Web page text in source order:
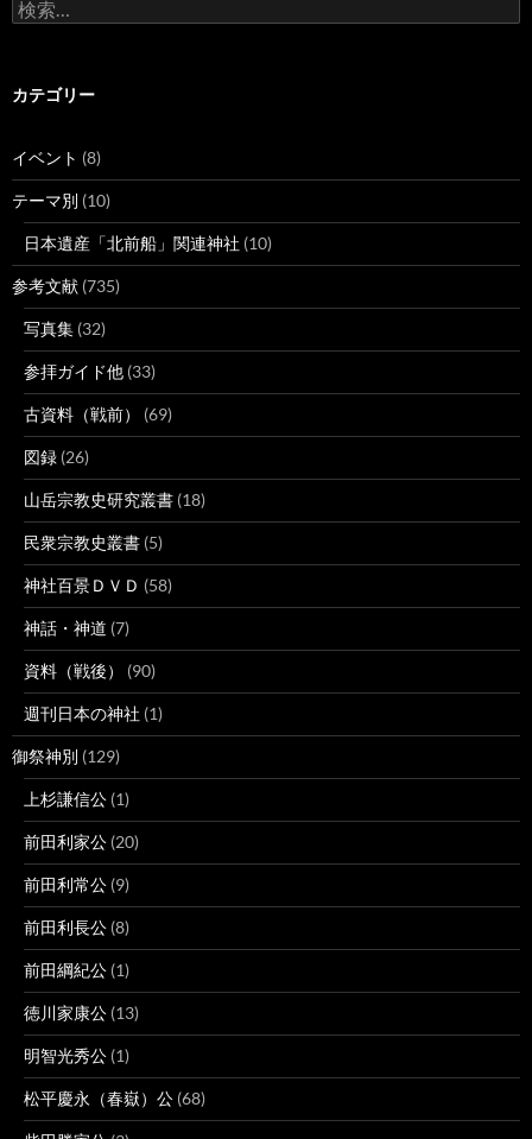
検
索:
カテゴリー
イベント (8)
テーマ別 (10)
日本遺産「北前船」関連神社 (10)
参考文献 (735)
写真集 (32)
参拝ガイド他 (33)
古資料（戦前） (69)
図録 (26)
山岳宗教史研究叢書 (18)
民衆宗教史叢書 (5)
神社百景ＤＶＤ (58)
神話・神道 (7)
資料（戦後） (90)
週刊日本の神社 (1)
御祭神別 (129)
上杉謙信公 (1)
前田利家公 (20)
前田利常公 (9)
前田利長公 (8)
前田綱紀公 (1)
徳川家康公 (13)
明智光秀公 (1)
松平慶永（春嶽）公 (68)